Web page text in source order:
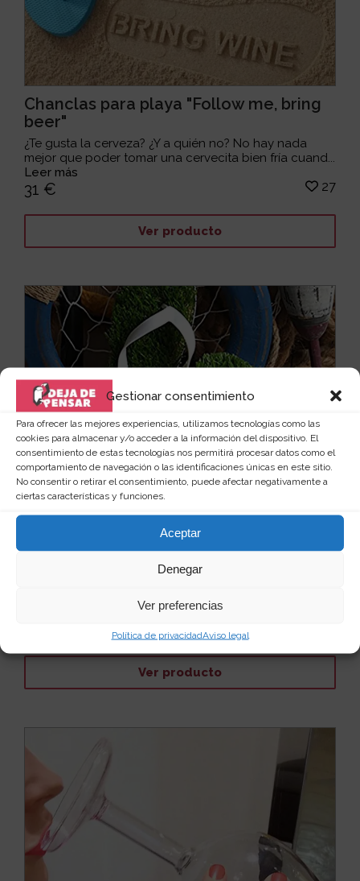
Gestionar consentimiento
Para ofrecer las mejores experiencias, utilizamos tecnologías como las
cookies para almacenar y/o acceder a la información del dispositivo. El
consentimiento de estas tecnologías nos permitirá procesar datos como el
comportamiento de navegación o las identificaciones únicas en este sitio.
No consentir o retirar el consentimiento, puede afectar negativamente a
ciertas características y funciones.
Aceptar
Denegar
Ver preferencias
Política de privacidadAviso legal
Chanclas para playa "Follow me, bring
beer"
¿Te gusta la cerveza? ¿Y a quién no? No hay nada
mejor que poder tomar una cervecita bien fría cuand...
Leer más
31 € 27
Ver producto
Chanclas con césped para la piscina
playas y a las piscinas en las que todo es asfalto, e...
Ver producto